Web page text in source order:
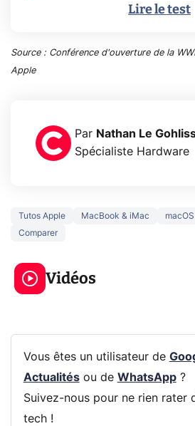
Lire le test
Source : Conférence d'ouverture de la
Apple
Par Nathan Le
Spécialiste Hardware
Tutos Apple MacBook & iMac macOS
Comparer
Vidéos
3 écrans en 1 pour
319€ ? Voici L'AOC
CQ32G4ZA !
Vous êtes un utilisateur de
Actualitésou de WhatsApp?
Suivez-nous pour ne rien rater
tech !